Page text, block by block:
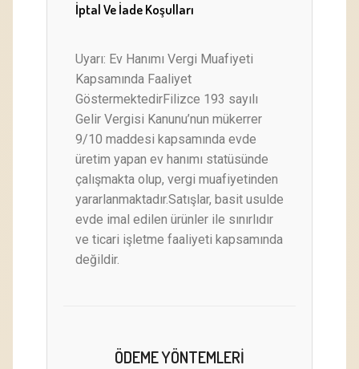
İptal Ve İade Koşulları
Uyarı: Ev Hanımı Vergi Muafiyeti
Kapsamında Faaliyet
GöstermektedirFilizce 193 sayılı
Gelir Vergisi Kanunu’nun mükerrer
9/10 maddesi kapsamında evde
üretim yapan ev hanımı statüsünde
çalışmakta olup, vergi muafiyetinden
yararlanmaktadır.Satışlar, basit usulde
evde imal edilen ürünler ile sınırlıdır
ve ticari işletme faaliyeti kapsamında
değildir.
ÖDEME YÖNTEMLERI